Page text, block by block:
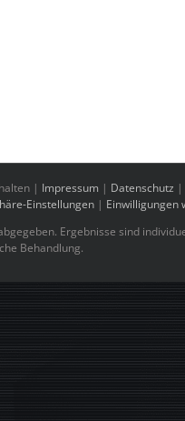
| Impressum | Datenschutz |
Einstellungen | Einwilligungen
Ergebnisse sind
Behandlung.